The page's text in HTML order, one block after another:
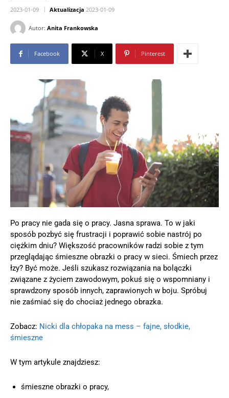
2023-01-09 Aktualizacja 2023-01-09
Autor: Anita Frankowska
Facebook X Pinterest
Po pracy nie gada się o pracy. Jasna sprawa. To w jaki
sposób pozbyć się frustracji i poprawić sobie nastrój po
ciężkim dniu? Większość pracowników radzi sobie z tym
przeglądając śmieszne obrazki o pracy w sieci. Śmiech przez
łzy? Być może. Jeśli szukasz rozwiązania na bolączki
związane z życiem zawodowym, pokuś się o wspomniany i
sprawdzony sposób innych, zaprawionych w boju. Spróbuj
nie zaśmiać się do chociaż jednego obrazka.
Zobacz: Nicki dla chłopaka na mess – fajne, słodkie,
śmieszne
W tym artykule znajdziesz:
śmieszne obrazki o pracy,